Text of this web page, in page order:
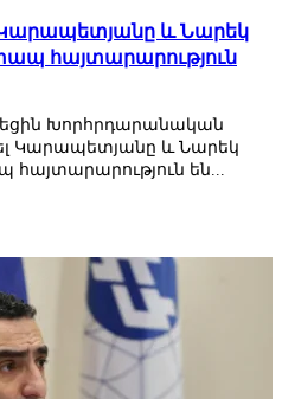
և Նարեկ
հայտարարություն
Խորհրդարանական
Կարապետյանը և Նարեկ
են...